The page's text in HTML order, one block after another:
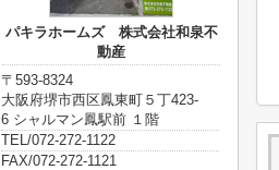
パキラホームズ 株式会社和泉不
動産
〒593-8324
大阪府堺市西区鳳東町５丁423-
6 シャルマン鳳駅前 １階
TEL/072-272-1122
FAX/072-272-1121